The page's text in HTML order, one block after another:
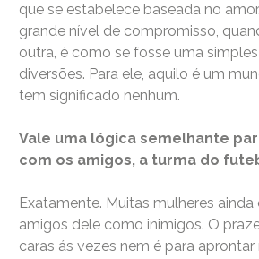
que se estabelece baseada no
grande nível de compromisso,
outra, é como se fosse uma
diversões. Para ele, aquilo é um
tem significado nenhum.
Vale uma lógica semelhante
com os amigos, a turma do
Exatamente. Muitas mulheres ainda
amigos dele como inimigos. O
caras ás vezes nem é para aprontar